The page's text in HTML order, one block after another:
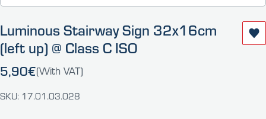
Luminous Stairway Sign 32x16cm
(left up) @ Class C ISO
5,90€(With VAT)
SKU: 17.01.03.028